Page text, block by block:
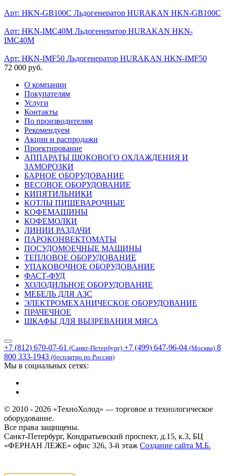
Арт: HKN-GB100C Льдогенератор HURAKAN HKN-GB100C
Арт: HKN-IMC40M Льдогенератор HURAKAN HKN-
IMC40M
Арт: HKN-IMF50 Льдогенератор HURAKAN HKN-IMF50
72 000 руб.
О компании
Покупателям
Услуги
Контакты
По производителям
Рекомендуем
Акции и распродажи
Проектирование
АППАРАТЫ ШОКОВОГО ОХЛАЖДЕНИЯ И
ЗАМОРОЗКИ
БАРНОЕ ОБОРУДОВАНИЕ
ВЕСОВОЕ ОБОРУДОВАНИЕ
КИПЯТИЛЬНИКИ
КОТЛЫ ПИЩЕВАРОЧНЫЕ
КОФЕМАШИНЫ
КОФЕМОЛКИ
ЛИНИИ РАЗДАЧИ
ПАРОКОНВЕКТОМАТЫ
ПОСУДОМОЕЧНЫЕ МАШИНЫ
ТЕПЛОВОЕ ОБОРУДОВАНИЕ
УПАКОВОЧНОЕ ОБОРУДОВАНИЕ
ФАСТ-ФУД
ХОЛОДИЛЬНОЕ ОБОРУДОВАНИЕ
МЕБЕЛЬ ДЛЯ АЗС
ЭЛЕКТРОМЕХАНИЧЕСКОЕ ОБОРУДОВАНИЕ
ПРАЧЕЧНОЕ
ШКАФЫ ДЛЯ ВЫЗРЕВАНИЯ МЯСА
+7 (812) 670-07-61 (Санкт-Петербург) +7 (499) 647-96-04 (Москва) 8
800 333-1943 (бесплатно по России)
Мы в социальных сетях:
© 2010 - 2026 «ТехноХолод» — торговое и технологическое
оборудование.
Все права защищены.
Санкт-Петербург, Кондратьевский проспект, д.15, к.3, БЦ
«ФЕРНАН ЛЕЖЕ» офис 326, 3-й этаж Создание сайта М.Б.